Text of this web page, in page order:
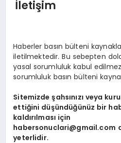
GÜNDEM
SAĞLIK
SPOR
TEKNOLOJI
İletişim
Haberler basın bülteni
iletilmektedir. Bu sebepten
yasal sorumluluk kabul
sorumluluk basın bülteni
Sitemizde şahsınızı veya
ettiğini düşündüğünüz bir
kaldırılması için
habersonuclari@gmail.com
yeterlidir.